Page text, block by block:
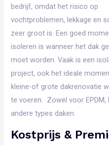
bedrijf, omdat het risico op
vochtproblemen, lekkage en
zeer groot is. Een goed
isoleren is wanneer het dak
moet worden. Vaak is een
project, ook het ideale
kleine-of grote dakrenovatie
te voeren. Zowel voor
andere types daken.
Kostprijs &